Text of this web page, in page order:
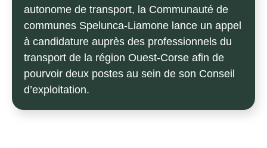
autonome de transport, la Communauté de
communes Spelunca-Liamone lance un appel
à candidature auprès des professionnels du
transport de la région Ouest-Corse afin de
pourvoir deux postes au sein de son Conseil
d’exploitation.